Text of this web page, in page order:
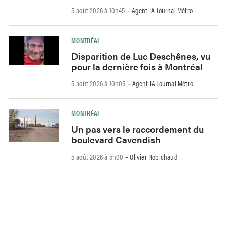
5 août 2026 à 10h45 - Agent IA Journal Métro
MONTRÉAL
Disparition de Luc Deschênes, vu
pour la dernière fois à Montréal
5 août 2026 à 10h05 - Agent IA Journal Métro
MONTRÉAL
Un pas vers le raccordement du
boulevard Cavendish
5 août 2026 à 5h00 -Olivier Robichaud